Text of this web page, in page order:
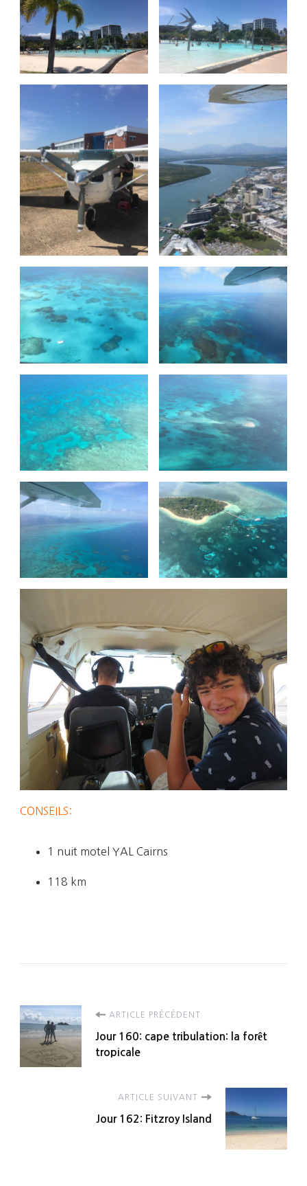
CONSEILS:
1 nuit motel YAL Cairns
118 km
Navigation
d'article
ARTICLE PRÉCÉDENT
Jour 160: cape tribulation: la forêt
tropicale
ARTICLE SUIVANT
Jour 162: Fitzroy Island